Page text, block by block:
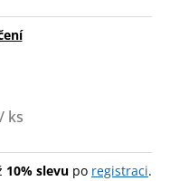
/ ks
10% slevu po registraci.